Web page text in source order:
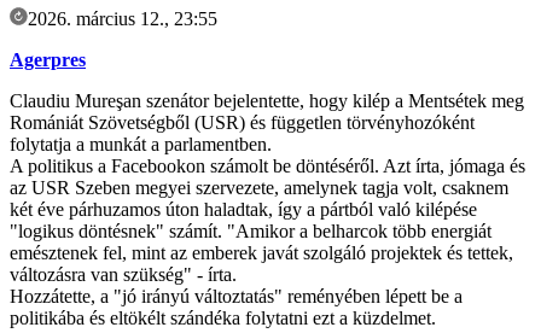
2026. március 12., 23:55
Agerpres
Claudiu Mureşan szenátor bejelentette, hogy kilép a Mentsétek meg
Romániát Szövetségből (USR) és független törvényhozóként
folytatja a munkát a parlamentben.
A politikus a Facebookon számolt be döntéséről. Azt írta, jómaga és
az USR Szeben megyei szervezete, amelynek tagja volt, csaknem
két éve párhuzamos úton haladtak, így a pártból való kilépése
"logikus döntésnek" számít. "Amikor a belharcok több energiát
emésztenek fel, mint az emberek javát szolgáló projektek és tettek,
változásra van szükség" - írta.
Hozzátette, a "jó irányú változtatás" reményében lépett be a
politikába és eltökélt szándéka folytatni ezt a küzdelmet.